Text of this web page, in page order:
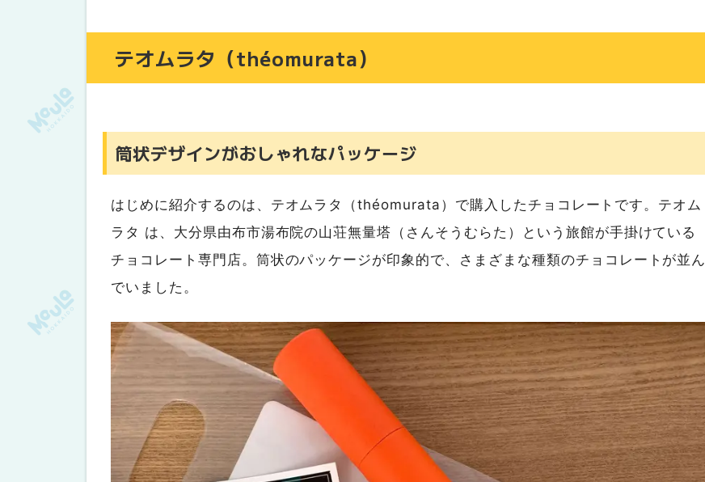
テオムラタ（théomurata）
筒状デザインがおしゃれなパッケージ
はじめに紹介するのは、テオムラタ（théomurata）で購入したチョコレートです。テオム
ラタ は、大分県由布市湯布院の山荘無量塔（さんそうむらた）という旅館が手掛けている
チョコレート専門店。筒状のパッケージが印象的で、さまざまな種類のチョコレートが並ん
でいました。